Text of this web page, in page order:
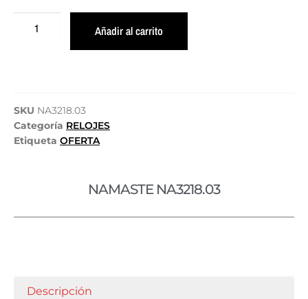
Añadir al carrito
SKU NA3218.03
Categoría RELOJES
Etiqueta OFERTA
NAMASTE NA3218.03
Descripción